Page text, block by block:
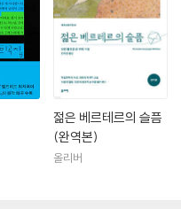
젊은 베르테르의 슬픔
(완역본)
올리버